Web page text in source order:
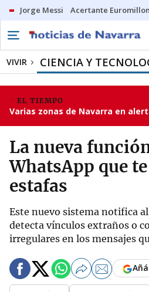
Jorge Messi Acertante
VIVIR CIENCIA Y
EL TIEMPO
Varias zonas de Navarra en
La nueva
WhatsApp que
estafas
Este nuevo sistema notifica
detecta vínculos extraños o
irregulares en los mensajes